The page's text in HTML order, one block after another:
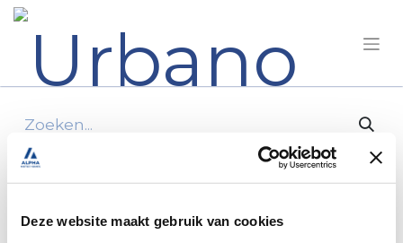
Deze website maakt gebruik van cookies
Alle producten
Acrylic Glass Polish 75 ml, Dometic